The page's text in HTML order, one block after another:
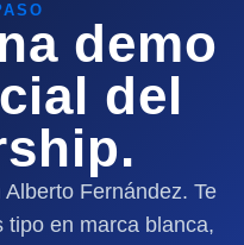
demo
del
Fernández. Te
tipo en marca blanca,